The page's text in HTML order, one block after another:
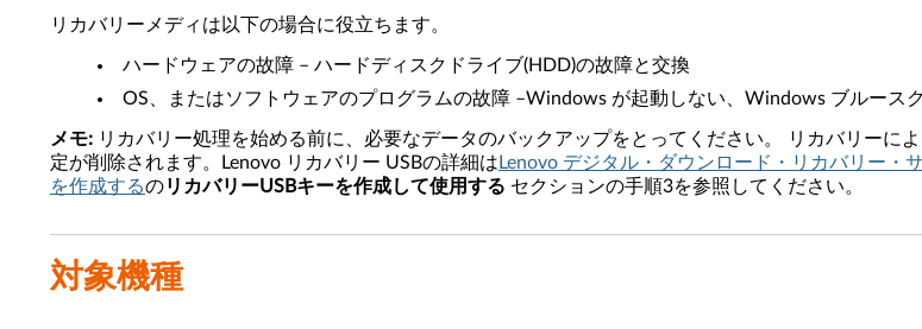
リカバリーメディは以下の場合に役立ちます。
ハードウェアの故障 – ハードディスクドライブ(HDD)の故障と交換
OS、またはソフトウェアのプログラムの故障 –Windows が起動しない、Windows ブルース
メモ: リカバリー処理を始める前に、必要なデータのバックアップをとってください。 リカバリーに
定が削除されます。Lenovo リカバリー USBの詳細は Lenovo デジタル・ダウンロード・リカバリー・
を作成するのリカバリーUSBキーを作成して使用する セクションの手順3を参照してください。
対象機種